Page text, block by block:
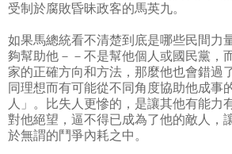
受制於腐敗昏昧政客的馬英九。
如果馬總統看不清楚到底是哪些民間力
夠幫助他－－不是幫他個人或國民黨，
家的正確方向和方法，那麼他也會錯過
同理想而有可能從不同角度協助他成事
人」。比失人更慘的，是讓其他有能力
對他絕望，逼不得已成為了他的敵人，
於無謂的鬥爭內耗之中。